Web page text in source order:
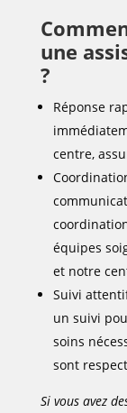
une
?
Réponse
centre,
équipes
et notre
Suivi
un suivi
soins
sont
Si vous avez